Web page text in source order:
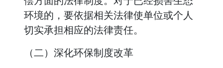
环境的，要依据相关法律使单位或个人
切实承担相应的法律责任。
（二）深化环保制度改革